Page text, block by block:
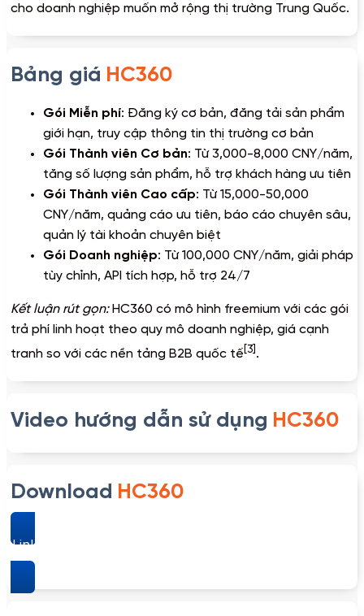
cho doanh nghiệp muốn mở rộng thị trường Trung Quốc.
Bảng giá HC360
Gói Miễn phí: Đăng ký cơ bản, đăng tải sản phẩm
giới hạn, truy cập thông tin thị trường cơ bản
Gói Thành viên Cơ bản: Từ 3,000-8,000 CNY/năm,
tăng số lượng sản phẩm, hỗ trợ khách hàng ưu tiên
Gói Thành viên Cao cấp: Từ 15,000-50,000
CNY/năm, quảng cáo ưu tiên, báo cáo chuyên sâu,
quản lý tài khoản chuyên biệt
Gói Doanh nghiệp: Từ 100,000 CNY/năm, giải pháp
tùy chỉnh, API tích hợp, hỗ trợ 24/7
Kết luận rút gọn:HC360 có mô hình freemium với các gói
trả phí linh hoạt theo quy mô doanh nghiệp, giá cạnh
tranh so với các nền tảng B2B quốc tế [3] .
Video hướng dẫn sử dụng HC360
Download HC360
Link download HC360 – Nền tảng B2B thương mại điện